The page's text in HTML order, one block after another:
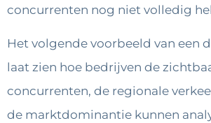
concurrenten nog niet volledig
Het volgende voorbeeld van een
laat zien hoe bedrijven de
concurrenten, de regionale
de marktdominantie kunnen